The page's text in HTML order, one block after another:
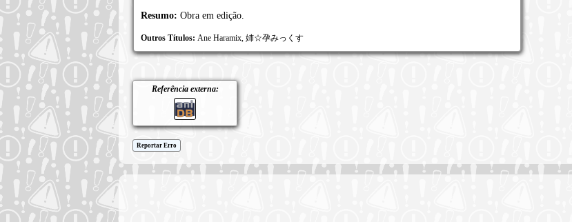
Resumo: Obra em edição.
Outros Títulos: Ane Haramix, 姉☆孕みっくす
Referência externa:
Reportar Erro